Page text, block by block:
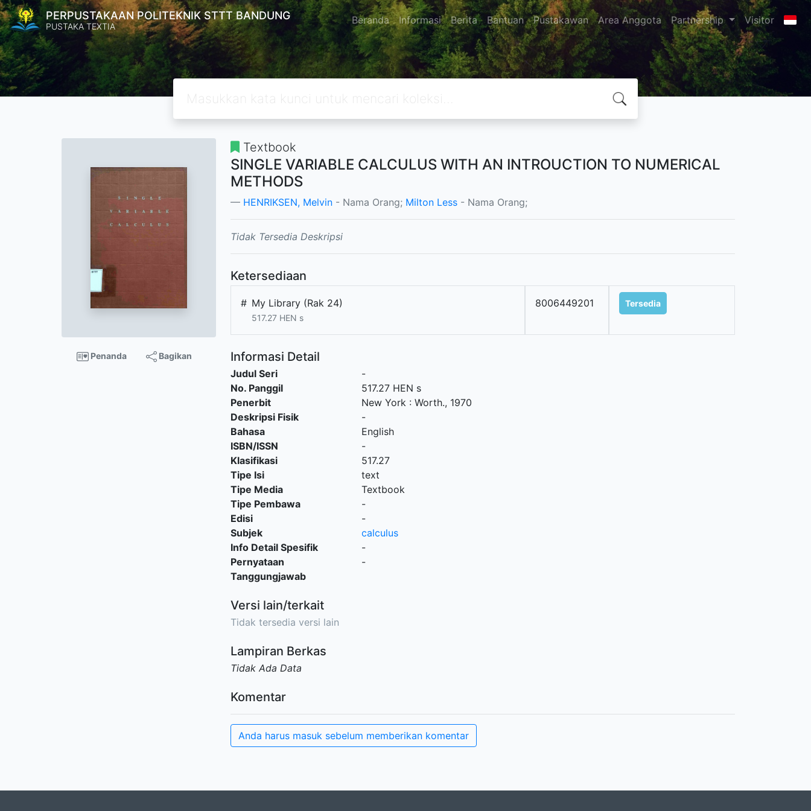
PERPUSTAKAAN POLITEKNIK STTT BANDUNG
PUSTAKA TEXTIA Beranda Informasi Berita Bantuan Pustakawan Area Anggota Partnership Visitor
Penanda Bagikan
Textbook
SINGLE VARIABLE CALCULUS WITH AN INTROUCTION TO NUMERICAL
METHODS
HENRIKSEN, Melvin - Nama Orang; Milton Less - Nama Orang;
Tidak Tersedia Deskripsi
Ketersediaan
# My Library (Rak 24)
517.27 HEN s
8006449201 Tersedia
Informasi Detail
Judul Seri
-
No. Panggil
517.27 HEN s
Penerbit
New York: Worth., 1970
Deskripsi Fisik
-
Bahasa
English
ISBN/ISSN
-
Klasifikasi
517.27
Tipe Isi
text
Tipe Media
Textbook
Tipe Pembawa
-
Edisi
-
Subjek
calculus
Info Detail Spesifik
-
Pernyataan
Tanggungjawab
-
Versi lain/terkait
Tidak tersedia versi lain
Lampiran Berkas
Tidak Ada Data
Komentar
Anda harus masuk sebelum memberikan komentar